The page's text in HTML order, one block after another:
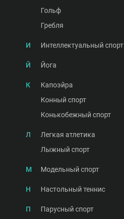
Гольф
Гребля
И Интеллектуальный спорт
Й Йога
К Капоэйра
Конный спорт
Конькобежный спорт
Л Легкая атлетика
Лыжный спорт
М Модельный спорт
Н Настольный теннис
П Парусный спорт